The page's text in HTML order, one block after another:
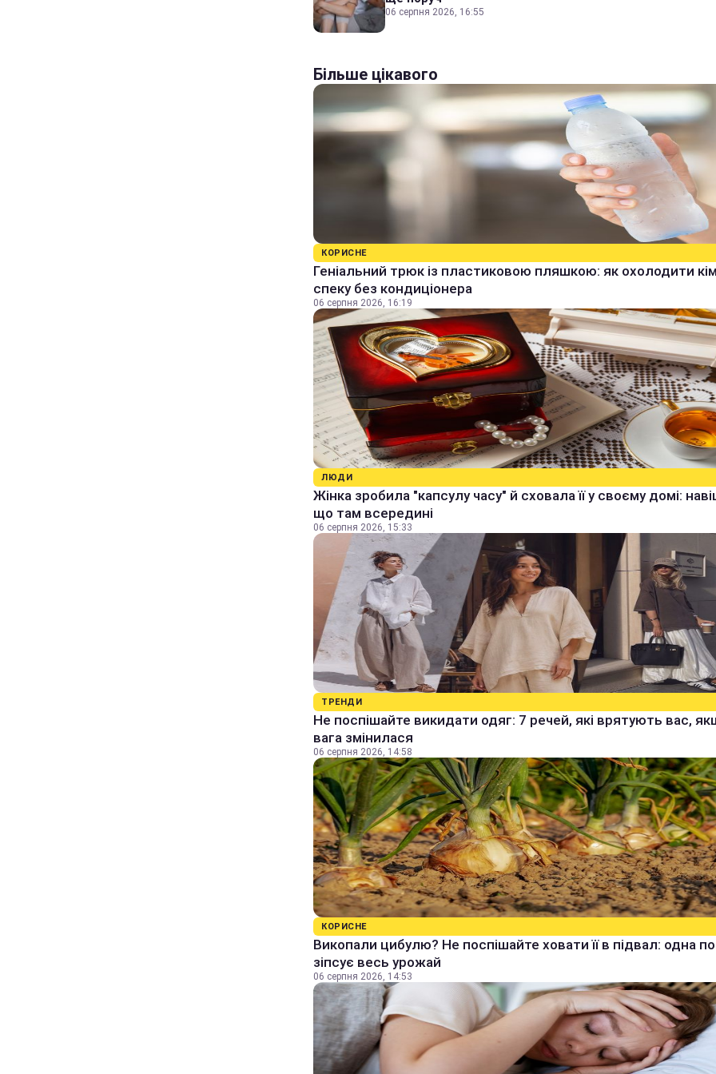
06 серпня 2026, 16:55
Більше цікавого
КОРИСНЕ
Геніальний трюк із пластиковою пляшкою: як охолодити
спеку без кондиціонера
06 серпня 2026, 16:19
ЛЮДИ
Жінка зробила "капсулу часу" й сховала її у своєму домі:
що там всередині
06 серпня 2026, 15:33
ТРЕНДИ
Не поспішайте викидати одяг: 7 речей, які врятують вас,
вага змінилася
06 серпня 2026, 14:58
КОРИСНЕ
Викопали цибулю? Не поспішайте ховати її в підвал: одна
зіпсує весь урожай
06 серпня 2026, 14:53